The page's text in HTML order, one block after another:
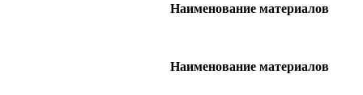
Наименование материалов
Наименование материалов